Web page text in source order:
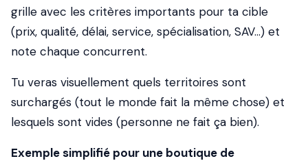
grille avec les critères importants pour ta cible
(prix, qualité, délai, service, spécialisation, SAV...) et
note chaque concurrent.
Tu veras visuellement quels territoires sont
surchargés (tout le monde fait la même chose) et
lesquels sont vides (personne ne fait ça bien).
Exemple simplifié pour une boutique de